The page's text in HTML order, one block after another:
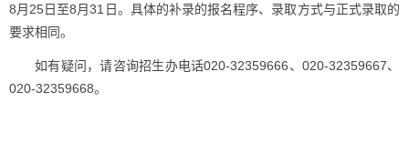
8月25日至8月31日。具体的补录的报名程序、录取方式与正式录取的
要求相同。
如有疑问，请咨询招生办电话020-32359666、020-32359667、
020-32359668。